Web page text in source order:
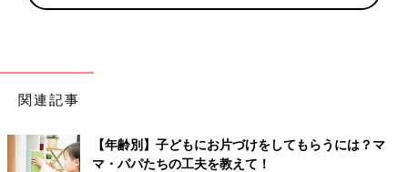
関連記事
【年齢別】子どもにお片づけをしてもらうには？マ
マ・パパたちの工夫を教えて！